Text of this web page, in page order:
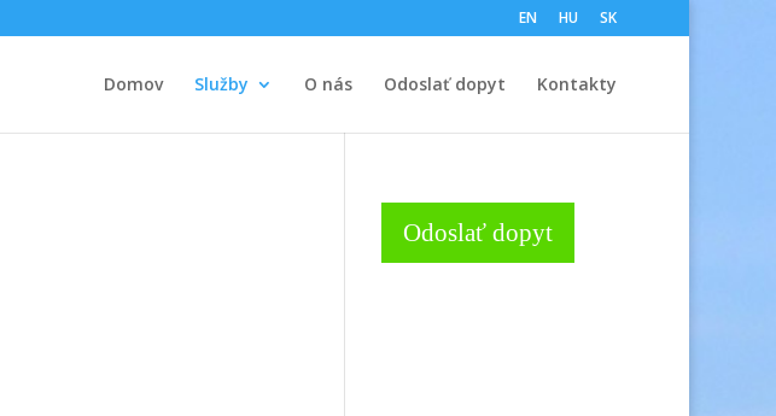
EN HU SK
Domov Služby O nás Odoslať dopyt Kontakty
Odoslať dopyt